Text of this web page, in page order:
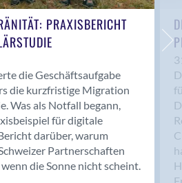
PRAXISBERICHT
die Geschäftsaufgabe
die kurzfristige Migration
Was als Notfall begann,
für digitale
darüber, warum
Partnerschaften
die Sonne nicht scheint.